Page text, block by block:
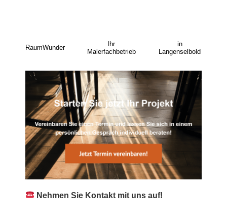
RaumWunder
Ihr
Malerfachbetrieb
in
Langenselbold
Nehmen Sie Kontakt mit uns auf!